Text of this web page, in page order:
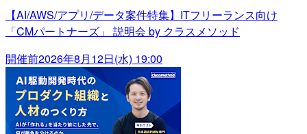
【AI/AWS/アプリ/データ案件特集】ITフリーランス向け
「CMパートナーズ」 説明会 by クラスメソッド
開催前2026年8月12日(水) 19:00